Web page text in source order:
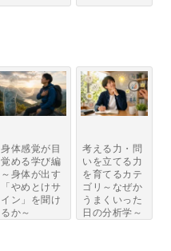
身体感覚が目
覚める学び編
～身体が出す
「やめとけサ
イン」を聞け
るか～
考える力・問
いを立てる力
を育てるカテ
ゴリ～なぜか
うまくいった
日の分析学～